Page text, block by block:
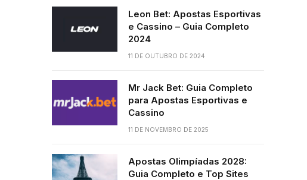
Leon Bet: Apostas Esportivas
e Cassino – Guia Completo
2024
11 DE OUTUBRO DE 2024
Mr Jack Bet: Guia Completo
para Apostas Esportivas e
Cassino
11 DE NOVEMBRO DE 2025
Apostas Olimpíadas 2028:
Guia Completo e Top Sites